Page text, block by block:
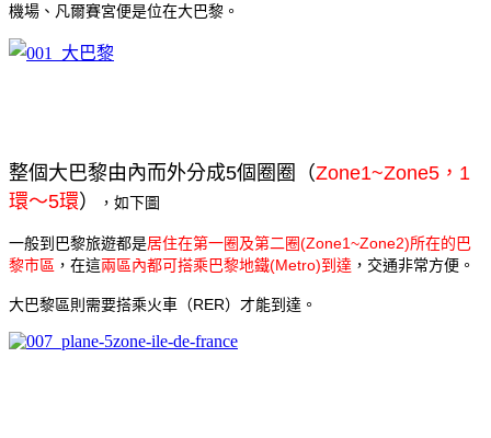
機場、凡爾賽宮便是位在大巴黎。
整個大巴黎由內而外分成5個圈圈（Zone1~Zone5，1
環～5環） ，如下圖
一般到巴黎旅遊都是居住在第一圈及第二圈(Zone1~Zone2)所在的巴
黎市區 ， 在這兩區內都可搭乘巴黎地鐵(Metro)到達 ，交通非常方便。
大巴黎區則需要搭乘火車（RER）才能到達。